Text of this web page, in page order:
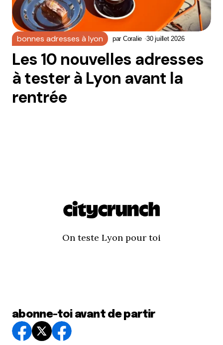
bonnes adresses à lyon par Coralie 30 juillet 2026
Les 10 nouvelles adresses
à tester à Lyon avant la
rentrée
On teste Lyon pour toi
abonne-toi avant de partir